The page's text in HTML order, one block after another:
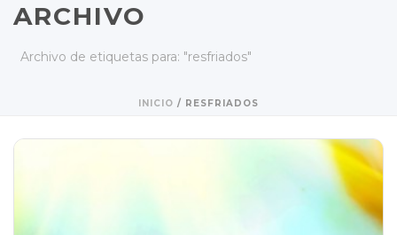
ARCHIVO
Archivo de etiquetas para: "resfriados"
INICIO / RESFRIADOS